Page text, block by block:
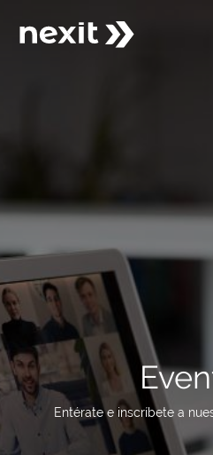
Entérate e inscríbete a